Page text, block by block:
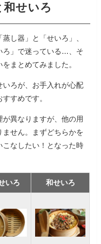
せいろ
し器」と「せいろ」、
ろ」で迷っている…、そ
まとめてみました。
ろが、お手入れが心配
すめです。
異なりますが、他の用
せん。
まずどちらかを
なしたい！となった時
いろ 和せいろ